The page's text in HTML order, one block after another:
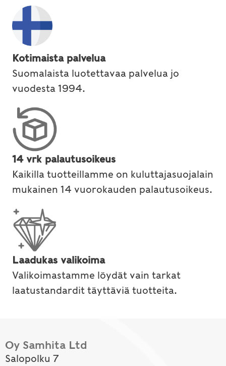
Kotimaista palvelua
Suomalaista luotettavaa palvelua jo
vuodesta 1994.
14 vrk palautusoikeus
Kaikilla tuotteillamme on kuluttajasuojalain
mukainen 14 vuorokauden palautusoikeus.
Laadukas valikoima
Valikoimastamme löydät vain tarkat
laatustandardit täyttäviä tuotteita.
Oy Samhita Ltd
Salopolku 7